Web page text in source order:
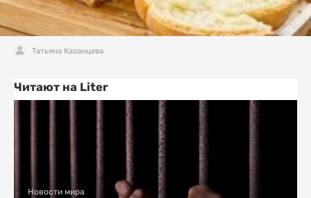
Татьяна Казанцева
Читают на Liter
Новости мира